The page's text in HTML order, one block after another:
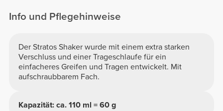
Info und Pflegehinweise
Der Stratos Shaker wurde mit einem extra starken
Verschluss und einer Trageschlaufe für ein
einfacheres Greifen und Tragen entwickelt. Mit
aufschraubbarem Fach.
Kapazität: ca. 110 ml = 60 g